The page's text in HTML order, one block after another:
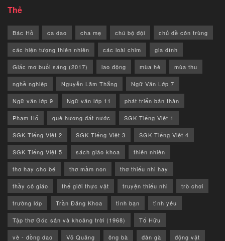
Thẻ
Bác Hồ ca dao cha mẹ chú bộ đội chủ đề côn trùng
các hiện tượng thiên nhiên các loài chim gia đình
Giấc mơ buổi sáng (2017) lao động mùa hè mùa thu
nghề nghiệp Nguyễn Lãm Thắng Ngữ Văn Lớp 7
Ngữ văn lớp 9 Ngữ văn lớp 11 phát triển bản thân
Phạm Hổ quê hương đất nước SGK Tiếng Việt 1
SGK Tiếng Việt 2 SGK Tiếng Việt 3 SGK Tiếng Việt 4
SGK Tiếng Việt 5 sách giáo khoa thiên nhiên
thơ hay cho bé thơ mầm non thơ thiếu nhi hay
thầy cô giáo thế giới thực vật truyện thiếu nhi trò chơi
trường lớp Trần Đăng Khoa tình bạn tình yêu
Tập thơ Góc sân và khoảng trời (1968) Tố Hữu
vè - đồng dao Võ Quảng ông bà đàn gà động vật